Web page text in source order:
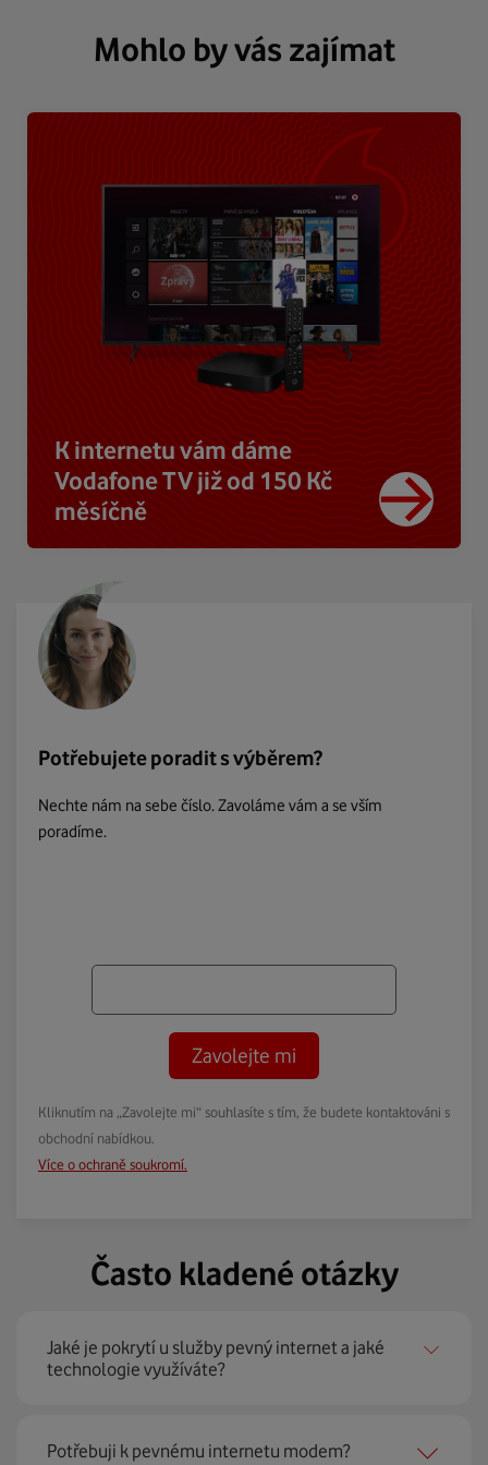
Mohlo by vás zajímat
K internetu vám dáme
Vodafone TV již od 150 Kč
měsíčně
Potřebujete poradit s výběrem?
Nechte nám na sebe číslo. Zavoláme vám a se vším
poradíme.
Zavolejte mi
Kliknutím na „Zavolejte mi“ souhlasíte s tím, že budete kontaktováni s
obchodní nabídkou.
Více o ochraně soukromí.
Často kladené otázky
Jaké je pokrytí u služby pevný internet a jaké
technologie využíváte?
Pevný internet můžeme nabídnout
Potřebuji k pevnému internetu modem?